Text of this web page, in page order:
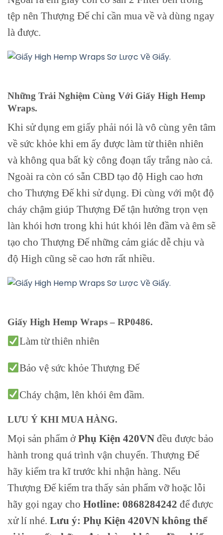
tệp nên Thượng Đế chỉ cần mua về và dùng ngay
là được.
Những Trải Nghiệm Cùng Với Giấy High Hemp
Wraps.
Khi sử dụng em giấy phải nói là vô cùng yên tâm
về sức khỏe khi em ấy được làm từ thiên nhiên
và không qua bất kỳ công đoạn tẩy trắng nào cả.
Ngoài ra còn có sẵn CBD tạo độ High cao hơn
cho Thượng Đế khi sử dụng. Đi cùng với một độ
cháy chậm giúp Thượng Đế tận hưởng trọn vẹn
làn khói hơn trong khi hút khói lên đầm và êm sẽ
tạo cho Thượng Đế những cảm giác dễ chịu và
độ High cũng sẽ cao hơn rất nhiều.
Giấy High Hemp Wraps – RP0486.
Làm từ thiên nhiên
Bảo vệ sức khỏe Thượng Đế
Cháy chậm, lên khói êm đầm.
LƯU Ý KHI MUA HÀNG.
Mọi sản phẩm ởPhụ Kiện 420VN đều được bảo
hành trong quá trình vận chuyển. Thượng Đế
hãy kiểm tra kĩ trước khi nhận hàng. Nếu
Thượng Đế kiểm tra thấy sản phẩm vỡ hoặc lỗi
hãy gọi ngay cho Hotline: 0868284242 để được
xử lí nhé. Lưu ý: Phụ Kiện 420VN không thể